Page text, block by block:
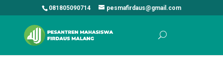
081805090714 pesmafirdaus@gmail.com